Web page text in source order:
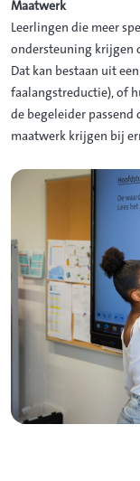
Maatwerk
Leerlingen die meer
ondersteuning krijgen
Dat kan bestaan uit
faalangstreductie), of
de begeleider passend
maatwerk krijgen bij